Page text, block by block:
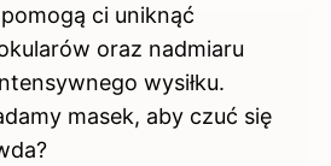
ci uniknąć
oraz nadmiaru
wysiłku.
masek, aby czuć się